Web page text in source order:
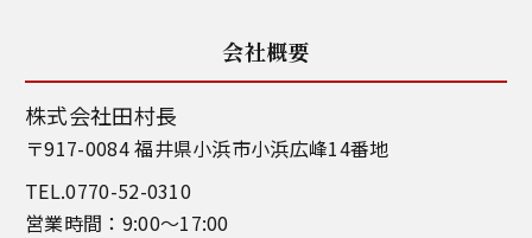
会社概要
株式会社田村長
〒917-0084 福井県小浜市小浜広峰14番地
TEL.0770-52-0310
営業時間：9:00～17:00